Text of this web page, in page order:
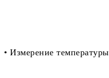
• Измерение температуры